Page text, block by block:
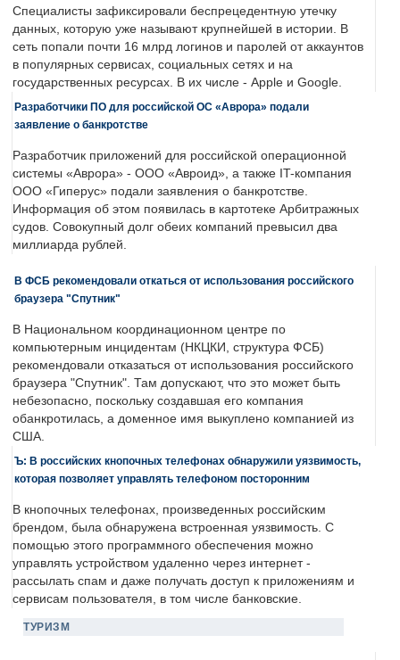
Специалисты зафиксировали беспрецедентную утечку
данных, которую уже называют крупнейшей в истории. В
сеть попали почти 16 млрд логинов и паролей от аккаунтов
в популярных сервисах, социальных сетях и на
государственных ресурсах. В их числе - Apple и Google.
Разработчики ПО для российской ОС «Аврора» подали
заявление о банкротстве
Разработчик приложений для российской операционной
системы «Аврора» - ООО «Авроид», а также IT-компания
ООО «Гиперус» подали заявления о банкротстве.
Информация об этом появилась в картотеке Арбитражных
судов. Совокупный долг обеих компаний превысил два
миллиарда рублей.
В ФСБ рекомендовали откаться от использования российского
браузера "Спутник"
В Национальном координационном центре по
компьютерным инцидентам (НКЦКИ, структура ФСБ)
рекомендовали отказаться от использования российского
браузера "Спутник". Там допускают, что это может быть
небезопасно, поскольку создавшая его компания
обанкротилась, а доменное имя выкуплено компанией из
США.
Ъ: В российских кнопочных телефонах обнаружили уязвимость,
которая позволяет управлять телефоном посторонним
В кнопочных телефонах, произведенных российским
брендом, была обнаружена встроенная уязвимость. С
помощью этого программного обеспечения можно
управлять устройством удаленно через интернет -
рассылать спам и даже получать доступ к приложениям и
сервисам пользователя, в том числе банковские.
ТУРИЗМ